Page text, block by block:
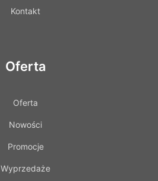
Kontakt
Oferta
Oferta
Nowości
Promocje
Wyprzedaże